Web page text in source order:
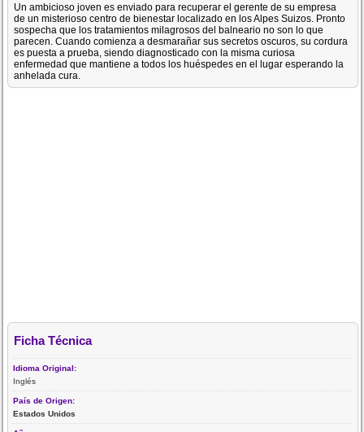
Un ambicioso joven es enviado para recuperar el gerente de su empresa
de un misterioso centro de bienestar localizado en los Alpes Suizos. Pronto
sospecha que los tratamientos milagrosos del balneario no son lo que
parecen. Cuando comienza a desmarañar sus secretos oscuros, su cordura
es puesta a prueba, siendo diagnosticado con la misma curiosa
enfermedad que mantiene a todos los huéspedes en el lugar esperando la
anhelada cura.
Ficha Técnica
Idioma Original:
Inglés
País de Origen:
Estados Unidos